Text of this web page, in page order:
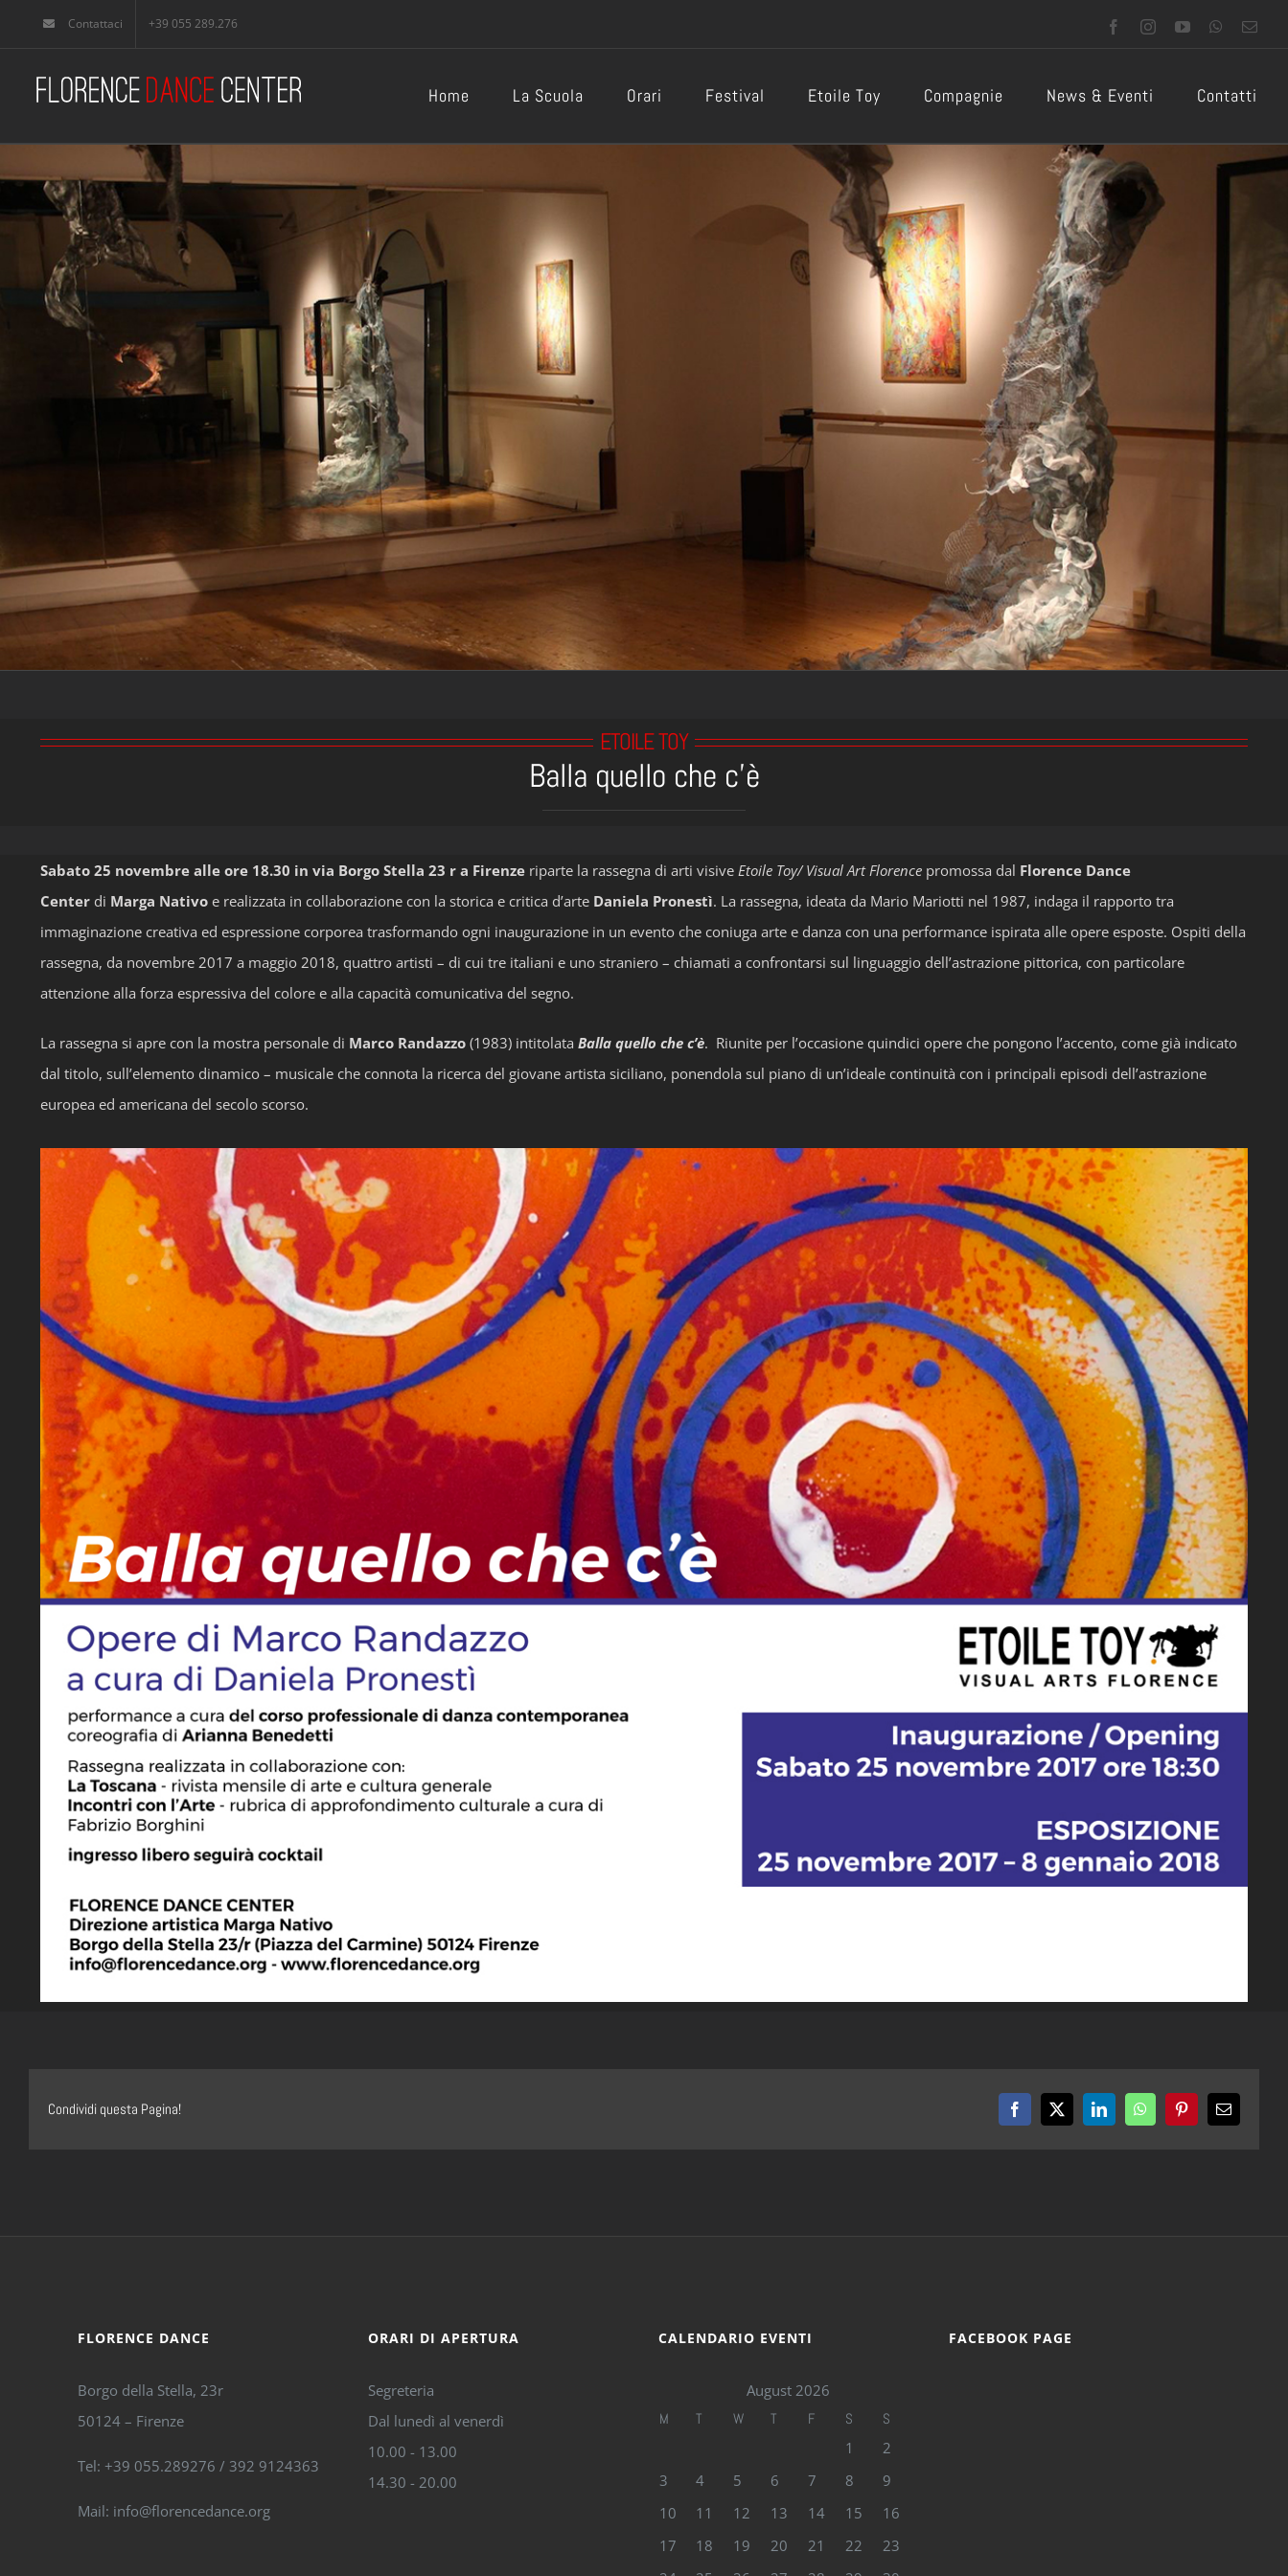
content
Contattaci +39 055 289.276 FacebookInstagramYouTubeWhatsApp
Home La Scuola Orari Festival Etoile Toy Compagnie News & Eventi Contatti
ETOILE TOY
Balla quello che c’è
Sabato 25 novembre alle ore 18.30 in via Borgo Stella 23 r a Firenze riparte la rassegna di arti visive Etoile Toy/ Visual Art Florence promossa dal Florence Dance
Center di Marga Nativo e realizzata in collaborazione con la storica e critica d’arte Daniela Pronestì. La rassegna, ideata da Mario Mariotti nel 1987, indaga il rapporto tra
immaginazione creativa ed espressione corporea trasformando ogni inaugurazione in un evento che coniuga arte e danza con una performance ispirata alle opere esposte. Ospiti della
rassegna, da novembre 2017 a maggio 2018, quattro artisti – di cui tre italiani e uno straniero – chiamati a confrontarsi sul linguaggio dell’astrazione pittorica, con particolare
attenzione alla forza espressiva del colore e alla capacità comunicativa del segno.
La rassegna si apre con la mostra personale di Marco Randazzo (1983) intitolata Balla quello che c’è. Riunite per l’occasione quindici opere che pongono l’accento, come già indicato
dal titolo, sull’elemento dinamico – musicale che connota la ricerca del giovane artista siciliano, ponendola sul piano di un’ideale continuità con i principali episodi dell’astrazione
europea ed americana del secolo scorso.
Condividi questa Pagina! Facebook
X LinkedInWhatsAppPinterestEmail
FLORENCE DANCE
Borgo della Stella, 23r
50124 – Firenze
Tel: +39 055.289276 / 392 9124363
Mail: info@florencedance.org
ORARI DI APERTURA
Segreteria
Dal lunedì al venerdì
10.00 - 13.00
14.30 - 20.00
CALENDARIO EVENTI
August 2026
M T W T F S S
1
2
3
4 5 6 7 8
9
10
11 12 13 14 15
16
17
18 19 20 21 22
23
FACEBOOK PAGE